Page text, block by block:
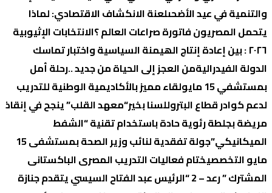
والتنمية في عيد الأضحىلعنة الانكشاف الاقتصادي: لماذا
یتحمل المصریون فاتورة صراعات العالم ؟الانتخابات الإثیوبیة
٢٠٢٦ : بین إعادة إنتاج الھیمنة السیاسیة واختبار تماسك
الدولة الفیدرالیةمن العجز إلى الحياة من جديد ..رحلة أمل
بمستشفي 15 مايو
لقاء مميز بالأكاديمية الوطنية للتدريب
لدعم كوادر قطاع البتروللسنا بخير“معهد القلب” ينجح في إنقاذ
مريضة بجلطة رئوية حادة باستخدام تقنية “الشفط
الميكانيكي”
جولة تفقدية لنائب وزير الصحة بمستشفى 15
مايو التخصصيختام فعاليات التدريب المصرى الباكستانى
المشترك ” رعد – 2 “
الرئيس عبد الفتاح السيسي يتقدم جنازة